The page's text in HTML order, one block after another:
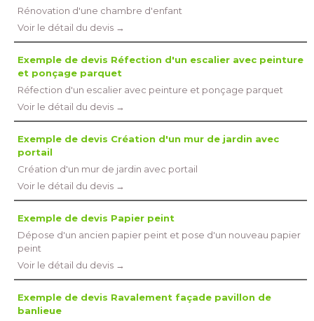
Rénovation d'une chambre d'enfant
Voir le détail du devis →
Exemple de devis Réfection d'un escalier avec peinture
et ponçage parquet
Réfection d'un escalier avec peinture et ponçage parquet
Voir le détail du devis →
Exemple de devis Création d'un mur de jardin avec
portail
Création d'un mur de jardin avec portail
Voir le détail du devis →
Exemple de devis Papier peint
Dépose d'un ancien papier peint et pose d'un nouveau papier
peint
Voir le détail du devis →
Exemple de devis Ravalement façade pavillon de
banlieue